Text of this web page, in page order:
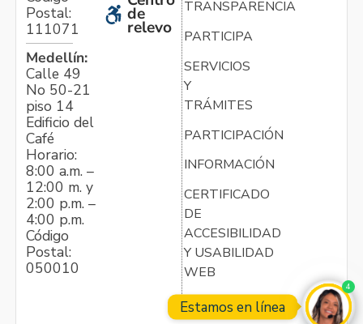
Postal:
111071
Medellín:
Calle 49
No 50-21
piso 14
Edificio del
Café
Horario:
8:00 a.m. –
12:00 m. y
2:00 p.m. –
4:00 p.m.
Código
Postal:
050010
de
relevo
TRANSPARENCIA
PARTICIPA
SERVICIOS
Y
TRÁMITES
PARTICIPACIÓN
INFORMACIÓN
CERTIFICADO
DE
ACCESIBILIDAD
Y USABILIDAD
WEB
Estamos en línea
4